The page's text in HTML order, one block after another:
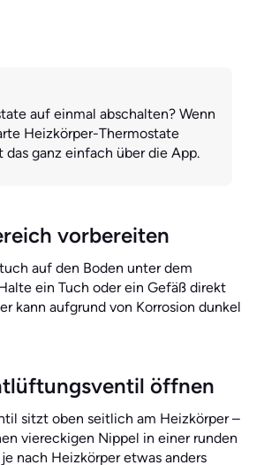
auf einmal abschalten? Wenn
Heizkörper-Thermostate
ganz einfach über die App.
vorbereiten
auf den Boden unter dem
ein Tuch oder ein Gefäß direkt
kann aufgrund von Korrosion dunkel
öffnen
sitzt oben seitlich am Heizkörper –
viereckigen Nippel in einer runden
nach Heizkörper etwas anders